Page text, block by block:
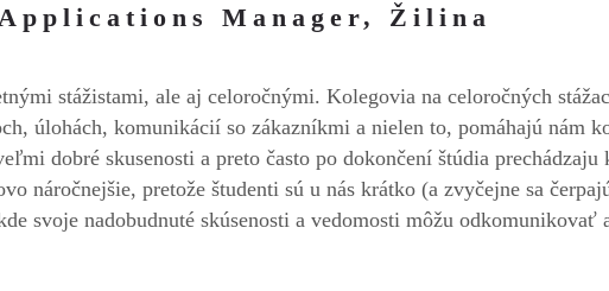
Manager, Žilina
stážistami, ale aj celoročnými. Kolegovia na celoročných
úlohách, komunikácií so zákazníkmi a nielen to, pomáhajú nám
dobré skusenosti a preto často po dokončení štúdia
náročnejšie, pretože študenti sú u nás krátko (a zvyčejne sa
svoje nadobudnuté skúsenosti a vedomosti môžu odkomunikovať